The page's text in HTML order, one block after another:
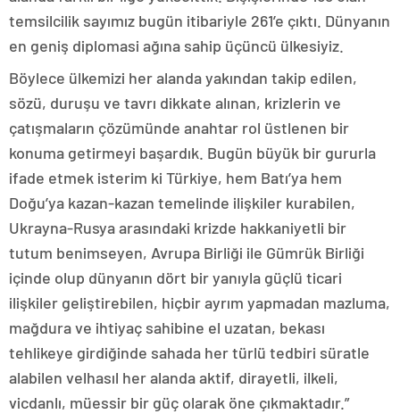
temsilcilik sayımız bugün itibariyle 261’e çıktı. Dünyanın
en geniş diplomasi ağına sahip üçüncü ülkesiyiz.
Böylece ülkemizi her alanda yakından takip edilen,
sözü, duruşu ve tavrı dikkate alınan, krizlerin ve
çatışmaların çözümünde anahtar rol üstlenen bir
konuma getirmeyi başardık. Bugün büyük bir gururla
ifade etmek isterim ki Türkiye, hem Batı’ya hem
Doğu’ya kazan-kazan temelinde ilişkiler kurabilen,
Ukrayna-Rusya arasındaki krizde hakkaniyetli bir
tutum benimseyen, Avrupa Birliği ile Gümrük Birliği
içinde olup dünyanın dört bir yanıyla güçlü ticari
ilişkiler geliştirebilen, hiçbir ayrım yapmadan mazluma,
mağdura ve ihtiyaç sahibine el uzatan, bekası
tehlikeye girdiğinde sahada her türlü tedbiri süratle
alabilen velhasıl her alanda aktif, dirayetli, ilkeli,
vicdanlı, müessir bir güç olarak öne çıkmaktadır.”